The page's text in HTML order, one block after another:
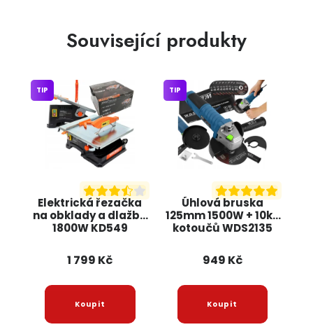
Související produkty
Elektrická řezačka
na obklady a dlažbu
1800W KD549
TIP
1 799 Kč
Úhlová bruska
125mm 1500W + 10ks
kotoučů WDS2135
TIP
949 Kč